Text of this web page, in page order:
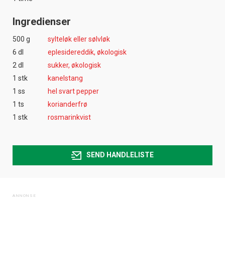
Ingredienser
500 g
sylteløk eller sølvløk
6 dl
eplesidereddik, økologisk
2 dl
sukker, økologisk
1 stk
kanelstang
1 ss
hel svart pepper
1 ts
korianderfrø
1 stk
rosmarinkvist
SEND HANDLELISTE